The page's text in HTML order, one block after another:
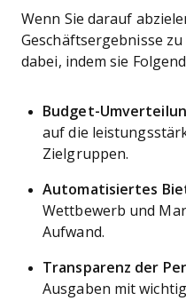
Wenn Sie darauf
Geschäftsergebnisse
dabei, indem sie
Budget-
auf die
Zielgruppen.
Automatisiertes
Wettbewerb und
Aufwand.
Transparenz der
Ausgaben mit